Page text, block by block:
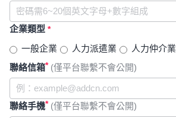
企業類型 *
一般企業 人力派遣業 人力仲介業
聯絡信箱* (僅平台聯繫不會公開)
聯絡手機* (僅平台聯繫不會公開)